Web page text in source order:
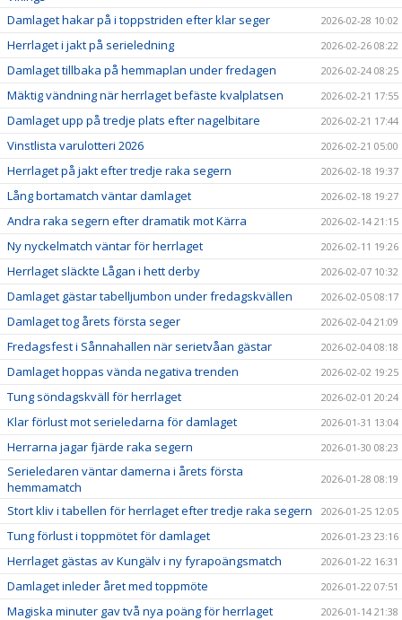
Damlaget hakar på i toppstriden efter klar seger 2026-02-28 10:02
Herrlaget i jakt på serieledning 2026-02-26 08:22
Damlaget tillbaka på hemmaplan under fredagen 2026-02-24 08:25
Mäktig vändning när herrlaget befäste kvalplatsen 2026-02-21 17:55
Damlaget upp på tredje plats efter nagelbitare 2026-02-21 17:44
Vinstlista varulotteri 2026 2026-02-21 05:00
Herrlaget på jakt efter tredje raka segern 2026-02-18 19:37
Lång bortamatch väntar damlaget 2026-02-18 19:27
Andra raka segern efter dramatik mot Kärra 2026-02-14 21:15
Ny nyckelmatch väntar för herrlaget 2026-02-11 19:26
Herrlaget släckte Lågan i hett derby 2026-02-07 10:32
Damlaget gästar tabelljumbon under fredagskvällen 2026-02-05 08:17
Damlaget tog årets första seger 2026-02-04 21:09
Fredagsfest i Sånnahallen när serietvåan gästar 2026-02-04 08:18
Damlaget hoppas vända negativa trenden 2026-02-02 19:25
Tung söndagskväll för herrlaget 2026-02-01 20:24
Klar förlust mot serieledarna för damlaget 2026-01-31 13:04
Herrarna jagar fjärde raka segern 2026-01-30 08:23
Serieledaren väntar damerna i årets första
hemmamatch
2026-01-28 08:19
Stort kliv i tabellen för herrlaget efter tredje raka segern 2026-01-25 12:05
Tung förlust i toppmötet för damlaget 2026-01-23 23:16
Herrlaget gästas av Kungälv i ny fyrapoängsmatch 2026-01-22 16:31
Damlaget inleder året med toppmöte 2026-01-22 07:51
Magiska minuter gav två nya poäng för herrlaget 2026-01-14 21:38